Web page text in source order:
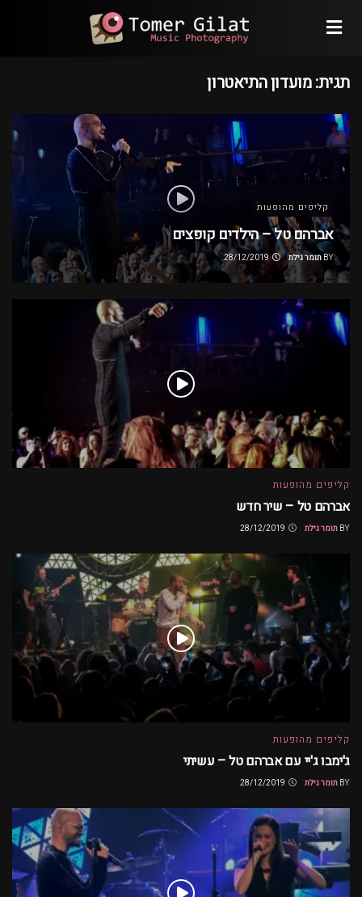
תגית:מועדון התיאטרון
קליפים מהופעות
אברהם טל – הילדים קופצים
BY תומר גילת 28/12/2019
קליפים מהופעות
אברהם טל – שיר חדש
BY תומר גילת
קליפים מהופעות
ג'ימבו ג'יי עם אברהם טל – עשיתי
BY תומר גילת